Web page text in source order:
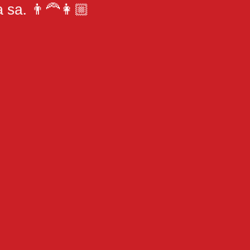
sa. 👨‍🦰👩🏼